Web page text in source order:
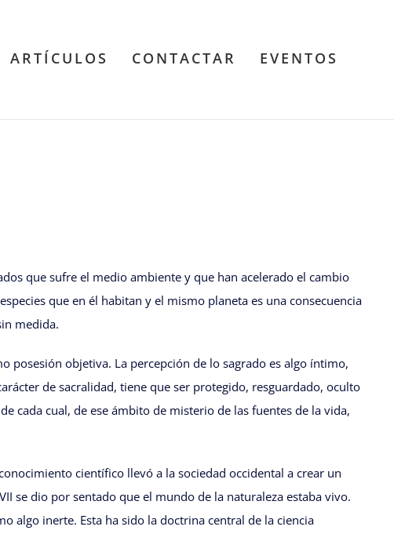
ARTÍCULOS CONTACTAR EVENTOS
que sufre el medio ambiente y que han acelerado el cambio
que en él habitan y el mismo planeta es una consecuencia
medida.
posesión objetiva. La percepción de lo sagrado es algo íntimo,
de sacralidad, tiene que ser protegido, resguardado, oculto
cada cual, de ese ámbito de misterio de las fuentes de la vida,
científico llevó a la sociedad occidental a crear un
se dio por sentado que el mundo de la naturaleza estaba vivo.
algo inerte. Esta ha sido la doctrina central de la ciencia